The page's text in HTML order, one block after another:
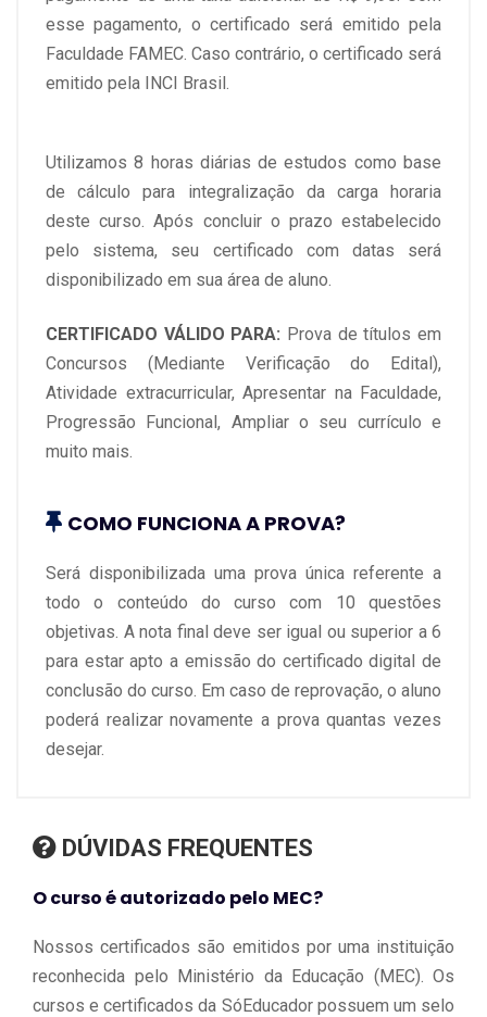
esse pagamento, o certificado será emitido pela
Faculdade FAMEC. Caso contrário, o certificado será
emitido pela INCI Brasil.
Utilizamos 8 horas diárias de estudos como base
de cálculo para integralização da carga horaria
deste curso. Após concluir o prazo estabelecido
pelo sistema, seu certificado com datas será
disponibilizado em sua área de aluno.
CERTIFICADO VÁLIDO PARA: Prova de títulos em
Concursos (Mediante Verificação do Edital),
Atividade extracurricular, Apresentar na Faculdade,
Progressão Funcional, Ampliar o seu currículo e
muito mais.
COMO FUNCIONA A PROVA?
Será disponibilizada uma prova única referente a
todo o conteúdo do curso com 10 questões
objetivas. A nota final deve ser igual ou superior a 6
para estar apto a emissão do certificado digital de
conclusão do curso. Em caso de reprovação, o aluno
poderá realizar novamente a prova quantas vezes
desejar.
DÚVIDAS FREQUENTES
O curso é autorizado pelo MEC?
Nossos certificados são emitidos por uma instituição
reconhecida pelo Ministério da Educação (MEC). Os
cursos e certificados da SóEducador possuem um selo